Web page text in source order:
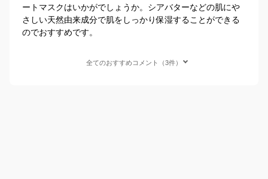
ートマスクはいかがでしょうか。シアバターなどの肌にや
さしい天然由来成分で肌をしっかり保湿することができる
のでおすすめです。
全てのおすすめコメント（3件）